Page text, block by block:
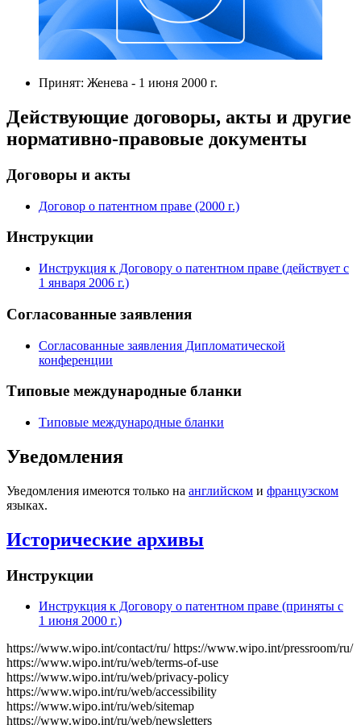
Принят: Женева - 1 июня 2000 г.
Действующие договоры, акты и другие
нормативно-правовые документы
Договоры и акты
Договор о патентном праве (2000 г.)
Инструкции
Инструкция к Договору о патентном праве (действует с
1 января 2006 г.)
Согласованные заявления
Согласованные заявления Дипломатической
конференции
Типовые международные бланки
Типовые международные бланки
Уведомления
Уведомления имеются только на английском и французском
языках.
Исторические архивы
Инструкции
Инструкция к Договору о патентном праве (приняты с
1 июня 2000 г.)
https://www.wipo.int/contact/ru/ https://www.wipo.int/pressroom/ru/
https://www.wipo.int/ru/web/terms-of-use
https://www.wipo.int/ru/web/privacy-policy
https://www.wipo.int/ru/web/accessibility
https://www.wipo.int/ru/web/sitemap
https://www.wipo.int/ru/web/newsletters